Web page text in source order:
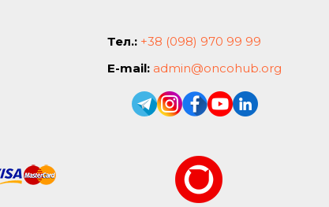
Тел.: +38 (098) 970 99 99
E-mail: admin@oncohub.org